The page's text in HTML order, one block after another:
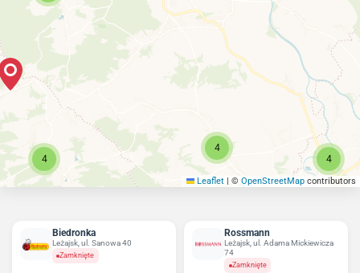
4
4 4
Leaflet | © OpenStreetMap contributors
Biedronka
Leżajsk, ul. Sanowa 40
Zamknięte
Rossmann
Leżajsk, ul. Adama Mickiewicza
74
Zamknięte